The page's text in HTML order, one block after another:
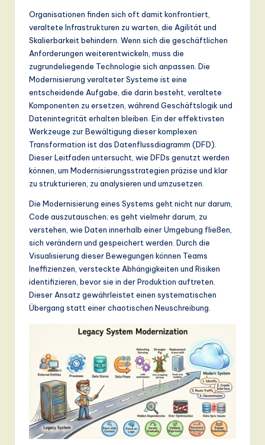
T
d
in
A
S
o
ft
w
Organisationen finden sich oft damit konfrontiert,
veraltete Infrastrukturen zu warten, die Agilität und
Skalierbarkeit behindern. Wenn sich die geschäftlichen
Anforderungen weiterentwickeln, muss die
zugrundeliegende Technologie sich anpassen. Die
Modernisierung veralteter Systeme ist eine
entscheidende Aufgabe, die darin besteht, veraltete
Komponenten zu ersetzen, während Geschäftslogik und
Datenintegrität erhalten bleiben. Ein der effektivsten
Werkzeuge zur Bewältigung dieser komplexen
Transformation ist das Datenflussdiagramm (DFD).
Dieser Leitfaden untersucht, wie DFDs genutzt werden
können, um Modernisierungsstrategien präzise und klar
zu strukturieren, zu analysieren und umzusetzen.
Die Modernisierung eines Systems geht nicht nur darum,
Code auszutauschen; es geht vielmehr darum, zu
verstehen, wie Daten innerhalb einer Umgebung fließen,
sich verändern und gespeichert werden. Durch die
Visualisierung dieser Bewegungen können Teams
Ineffizienzen, versteckte Abhängigkeiten und Risiken
identifizieren, bevor sie in der Produktion auftreten.
Dieser Ansatz gewährleistet einen systematischen
Übergang statt einer chaotischen Neuschreibung.